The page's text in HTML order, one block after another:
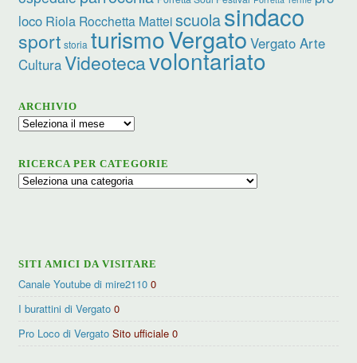
loco Riola Rocchetta Matteiscuolasindaco
sport storia turismoVergato Vergato Arte
CulturaVideotecavolontariato
ARCHIVIO
Archivio
RICERCA PER CATEGORIE
Ricerca
SITI AMICI DA VISITARE
Canale Youtube di mire2110 0
I burattini di Vergato 0
Pro Loco di Vergato Sito ufficiale 0